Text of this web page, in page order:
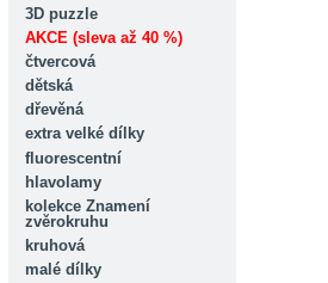
3D puzzle
AKCE (sleva až 40 %)
čtvercová
dětská
dřevěná
extra velké dílky
fluorescentní
hlavolamy
kolekce Znamení
zvěrokruhu
kruhová
malé dílky